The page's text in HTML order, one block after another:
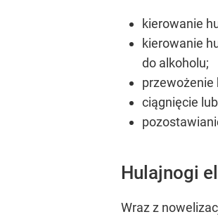
kierowanie
kierowanie
do alkoholu;
przewożenie
ciągnięcie
Hulajnogi
Wraz z